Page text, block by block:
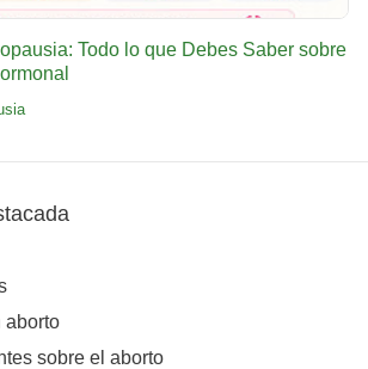
Todo lo que Debes Saber sobre
aborto
sobre el aborto